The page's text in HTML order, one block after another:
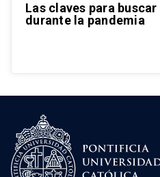
Las claves para
durante la pandemia